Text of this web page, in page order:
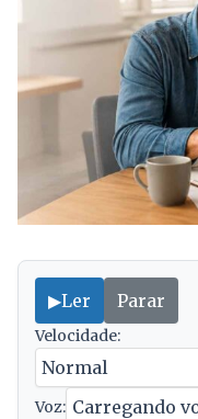
▶Ler Parar
Velocidade:
Voz: